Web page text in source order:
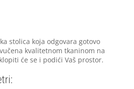
stolica koja odgovara gotovo
kvalitetnom tkaninom na
će se i podići Vaš prostor.